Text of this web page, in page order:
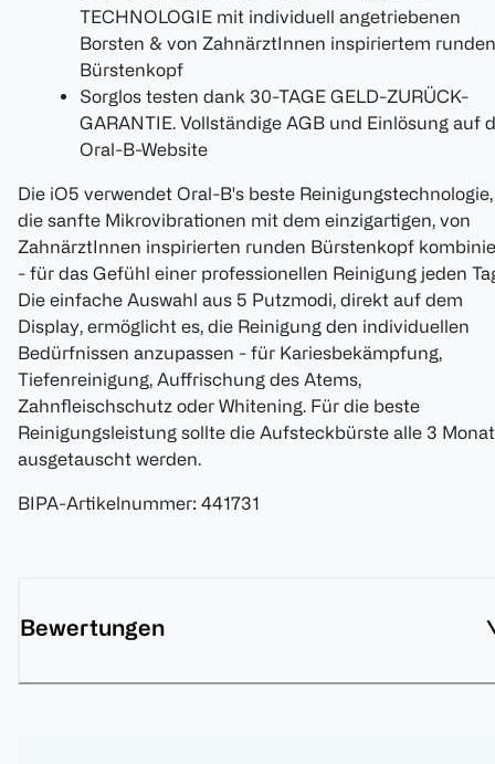
TECHNOLOGIE mit individuell angetriebenen
Borsten & von ZahnärztInnen inspiriertem runden
Bürstenkopf
Sorglos testen dank 30-TAGE GELD-ZURÜCK-
GARANTIE. Vollständige AGB und Einlösung auf
Oral-B-Website
Die iO5 verwendet Oral-B's beste Reinigungstechnologie,
die sanfte Mikrovibrationen mit dem einzigartigen, von
ZahnärztInnen inspirierten runden Bürstenkopf
- für das Gefühl einer professionellen Reinigung jeden
Die einfache Auswahl aus 5 Putzmodi, direkt auf dem
Display, ermöglicht es, die Reinigung den individuellen
Bedürfnissen anzupassen - für Kariesbekämpfung,
Tiefenreinigung, Auffrischung des Atems,
Zahnfleischschutz oder Whitening. Für die beste
Reinigungsleistung sollte die Aufsteckbürste alle 3
ausgetauscht werden.
BIPA-Artikelnummer: 441731
Bewertungen